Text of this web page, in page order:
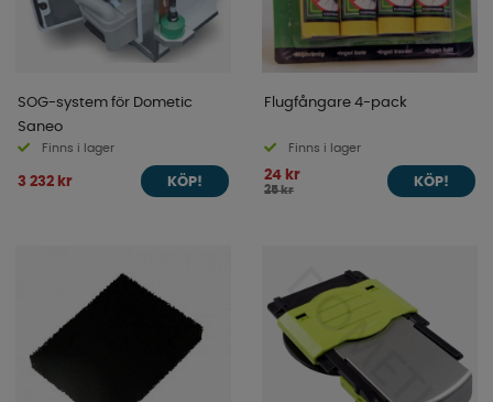
SOG-system för Dometic
Saneo
Finns i lager
3 232 kr KÖP!
Flugfångare 4-pack
Finns i lager
24 kr
25 kr
KÖP!